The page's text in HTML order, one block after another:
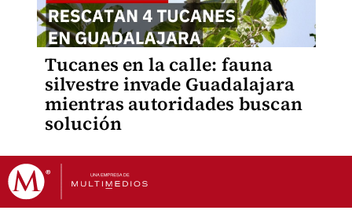
Tucanes en la calle: fauna
silvestre invade Guadalajara
mientras autoridades buscan
solución